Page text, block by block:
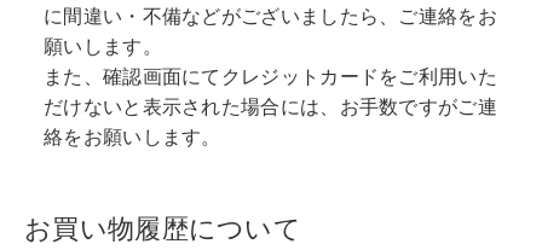
に間違い・不備などがございましたら、ご連絡をお
願いします。
また、確認画面にてクレジットカードをご利用いた
だけないと表示された場合には、お手数ですがご連
絡をお願いします。
お買い物履歴について